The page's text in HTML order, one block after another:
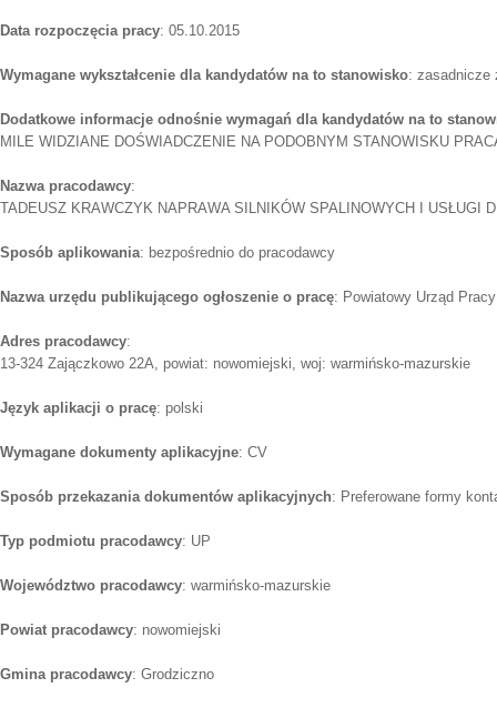
Data rozpoczęcia pracy: 05.10.2015
Wymagane wykształcenie dla kandydatów na to stanowisko: zasadnicze
Dodatkowe informacje odnośnie wymagań dla kandydatów na to
MILE WIDZIANE DOŚWIADCZENIE NA PODOBNYM STANOWISKU
Nazwa pracodawcy:
TADEUSZ KRAWCZYK NAPRAWA SILNIKÓW SPALINOWYCH I USŁUGI
Sposób aplikowania: bezpośrednio do pracodawcy
Nazwa urzędu publikującego ogłoszenie o pracę: Powiatowy Urząd
Adres pracodawcy:
13-324 Zajączkowo 22A, powiat: nowomiejski, woj: warmińsko-mazurskie
Język aplikacji o pracę: polski
Wymagane dokumenty aplikacyjne: CV
Sposób przekazania dokumentów aplikacyjnych: Preferowane formy
Typ podmiotu pracodawcy: UP
Województwo pracodawcy: warmińsko-mazurskie
Powiat pracodawcy: nowomiejski
Gmina pracodawcy: Grodziczno